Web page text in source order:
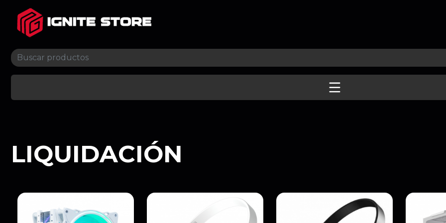
LIQUIDACIÓN